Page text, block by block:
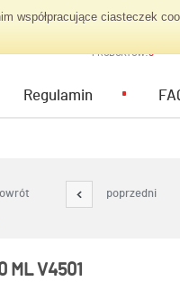
współpracujące ciasteczek
PRODUKTÓW:0
Regulamin
poprzedni
ML V4501